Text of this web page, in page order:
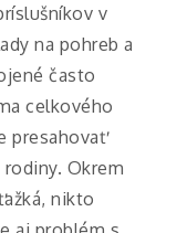
v
na pohreb a
často
celkového
presahovať
Okrem
nikto